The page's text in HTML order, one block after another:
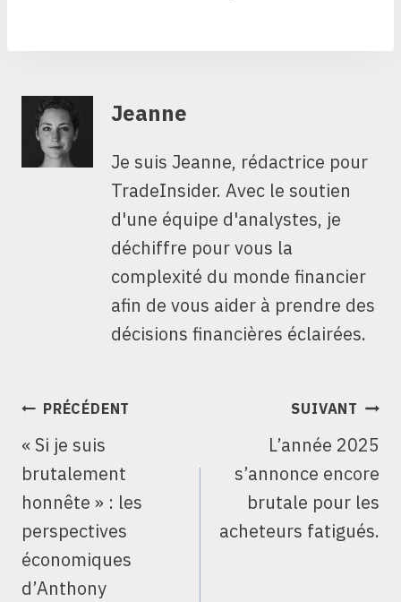
Jeanne
Je suis Jeanne, rédactrice pour
TradeInsider. Avec le soutien
d'une équipe d'analystes, je
déchiffre pour vous la
complexité du monde financier
afin de vous aider à prendre des
décisions financières éclairées.
NAVIGATION
L’ARTICLE
PRÉCÉDENT
« Si je suis
brutalement
honnête » : les
perspectives
économiques
d’Anthony
SUIVANT
L’année 2025
s’annonce encore
brutale pour les
acheteurs fatigués.